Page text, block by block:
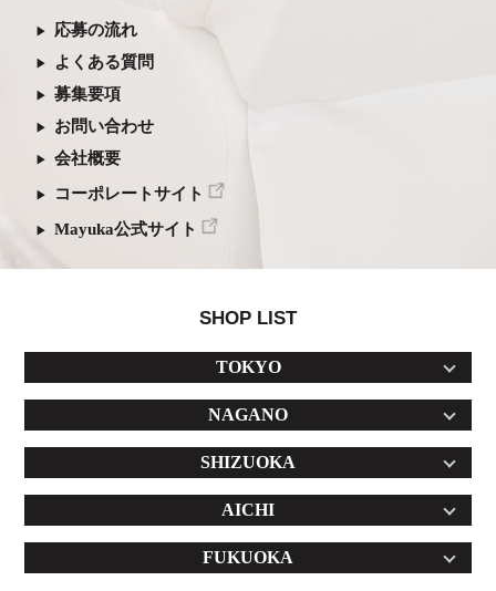
応募の流れ
よくある質問
募集要項
お問い合わせ
会社概要
コーポレートサイト
Mayuka公式サイト
SHOP LIST
TOKYO
NAGANO
SHIZUOKA
AICHI
FUKUOKA